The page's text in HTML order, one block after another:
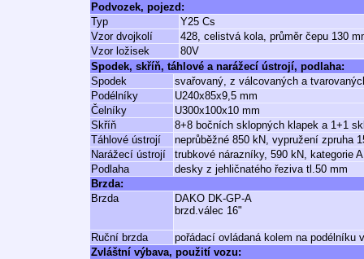
Podvozek, pojezd:
Typ
Y25 Cs
Vzor dvojkolí
428, celistvá kola, průměr čepu 130
Vzor ložisek
80V
Spodek, skříň, táhlové a narážecí ústrojí, podlaha:
Spodek
svařovaný, z válcovaných a
Podélníky
U240x85x9,5 mm
Čelníky
U300x100x10 mm
Skříň
8+8 bočních sklopných klapek a 1+1
Táhlové ústrojí
neprůběžné 850 kN, vypružení zpruha
Narážecí ústrojí
trubkové nárazníky, 590 kN, kategorie A
Podlaha
desky z jehličnatého řeziva tl.50 mm
Brzda:
Brzda
DAKO DK-GP-A
brzd.válec 16"
Ruční brzda
pořádací ovládaná kolem na podélníku
Zvláštní výbava, použití vozu: